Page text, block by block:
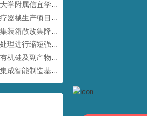
广东茂名华南师范大学附属信宜学校强夯地基项目【康尚强夯建设】
安徽黄山百诺佳医疗器械生产项目(一期)地基强夯工程【康尚强夯建设】
湖北荆门沙洋煤炭集装箱散改集降水强夯项目【康尚强夯建设】
如有特殊情况怎么处理进行缩短强夯施工的工期
江西九江宇创永修有机硅及副产物综合利用项目强夯工程【康尚强夯建设】
浙江丽水储能系统集成智能制造基地项目强夯工程【康尚强夯建设】